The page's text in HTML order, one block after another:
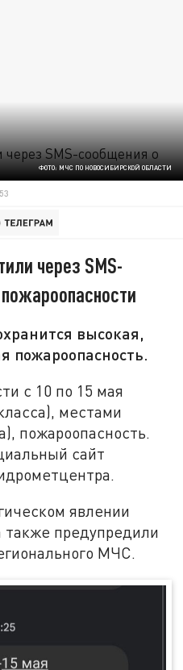
ФОТО: МЧС ПО НОВОСИБИРСКОЙ ОБЛАСТИ
через SMS-
высокая,
пожароопасность.
с 10 по 15 мая
местами
пожароопасность.
сайт
явлении
также предупредили
МЧС.